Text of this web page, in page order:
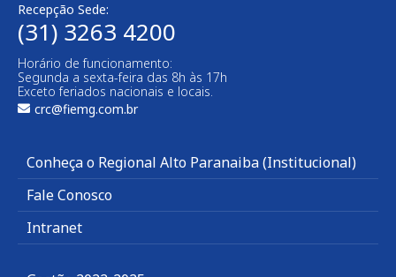
Recepção Sede:
(31) 3263 4200
Horário de funcionamento:
Segunda a sexta-feira das 8h às 17h
Exceto feriados nacionais e locais.
crc@fiemg.com.br
Conheça o Regional Alto Paranaiba (Institucional)
Fale Conosco
Intranet